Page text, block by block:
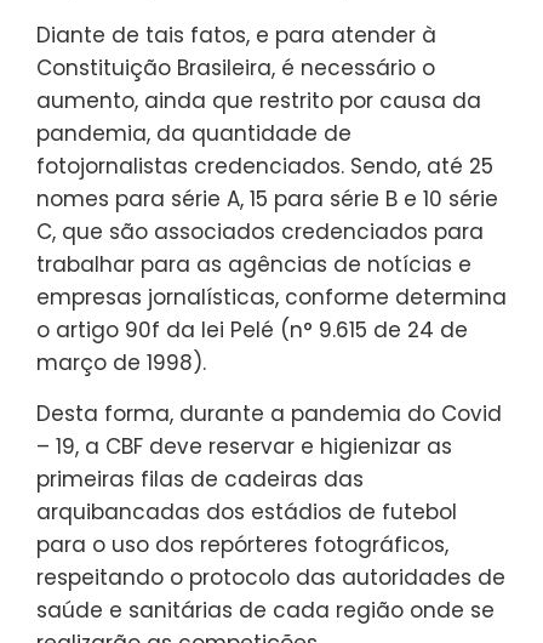
Diante de tais fatos, e para atender à
Constituição Brasileira, é necessário o
aumento, ainda que restrito por causa da
pandemia, da quantidade de
fotojornalistas credenciados. Sendo, até 25
nomes para série A, 15 para série B e 10 série
C, que são associados credenciados para
trabalhar para as agências de notícias e
empresas jornalísticas, conforme determina
o artigo 90f da lei Pelé (n° 9.615 de 24 de
março de 1998).
Desta forma, durante a pandemia do Covid
– 19, a CBF deve reservar e higienizar as
primeiras filas de cadeiras das
arquibancadas dos estádios de futebol
para o uso dos repórteres fotográficos,
respeitando o protocolo das autoridades de
saúde e sanitárias de cada região onde se